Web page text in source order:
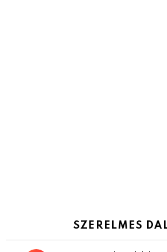
SZERELMES